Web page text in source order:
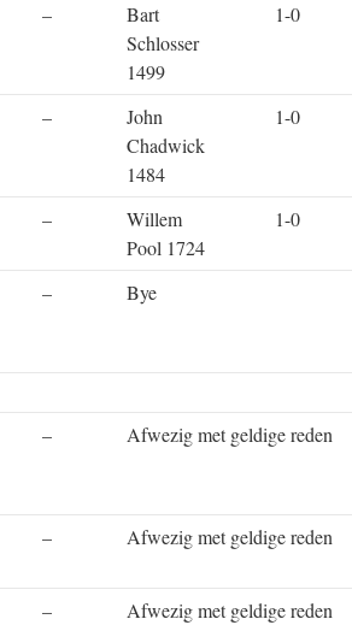
–
Bart
Schlosser
1499
1-0
–
John
Chadwick
1484
1-0
–
Willem
Pool 1724
1-0
– Bye
– Afwezig met geldige reden
– Afwezig met geldige reden
– Afwezig met geldige reden